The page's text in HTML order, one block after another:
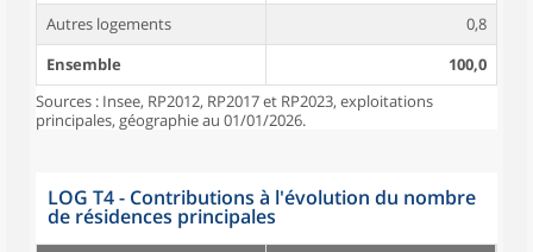
Autres logements
0,8
Ensemble
100,0
Sources : Insee, RP2012, RP2017 et RP2023, exploitations
principales, géographie au 01/01/2026.
LOG T4 - Contributions à l'évolution du nombre
de résidences principales